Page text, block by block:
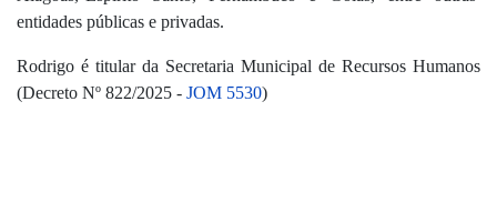
entidades públicas e privadas.
Rodrigo é titular da Secretaria Municipal de Recursos Humanos
(Decreto Nº 822/2025 - JOM 5530)